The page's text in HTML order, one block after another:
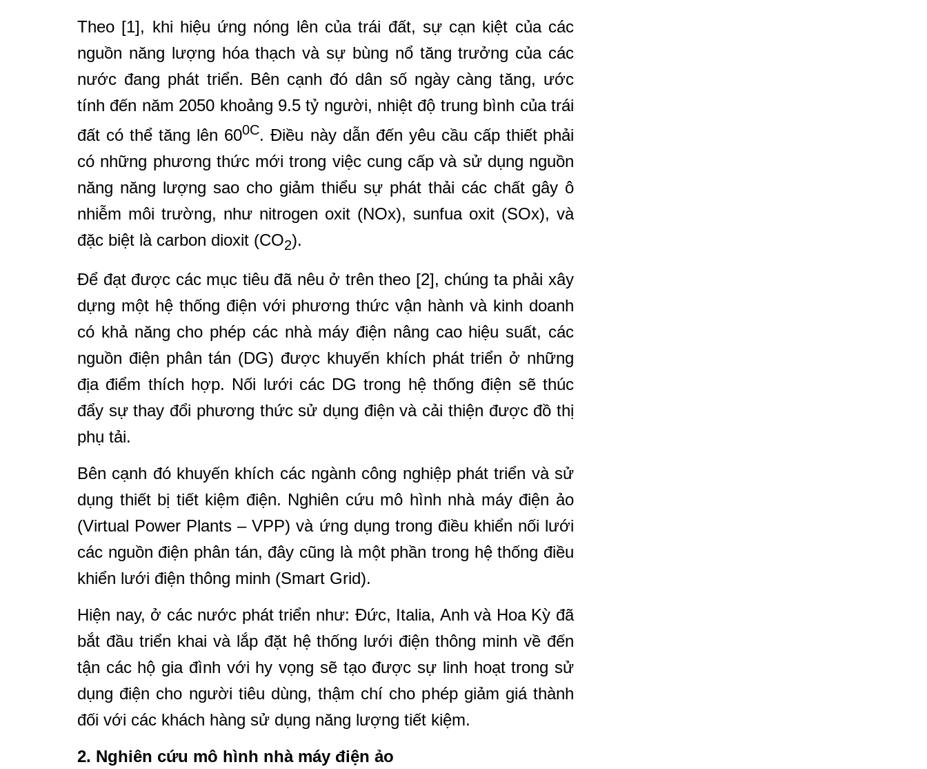
Theo [1], khi hiệu ứng nóng lên của trái đất, sự cạn kiệt của các
nguồn năng lượng hóa thạch và sự bùng nổ tăng trưởng của các
nước đang phát triển. Bên cạnh đó dân số ngày càng tăng, ước
tính đến năm 2050 khoảng 9.5 tỷ người, nhiệt độ trung bình của trái
đất có thể tăng lên 600C. Điều này dẫn đến yêu cầu cấp thiết phải
có những phương thức mới trong việc cung cấp và sử dụng nguồn
năng năng lượng sao cho giảm thiểu sự phát thải các chất gây ô
nhiễm môi trường, như nitrogen oxit (NOx), sunfua oxit (SOx), và
đặc biệt là carbon dioxit (CO2).
Để đạt được các mục tiêu đã nêu ở trên theo [2], chúng ta phải xây
dựng một hệ thống điện với phương thức vận hành và kinh doanh
có khả năng cho phép các nhà máy điện nâng cao hiệu suất, các
nguồn điện phân tán (DG) được khuyến khích phát triển ở những
địa điểm thích hợp. Nối lưới các DG trong hệ thống điện sẽ thúc
đẩy sự thay đổi phương thức sử dụng điện và cải thiện được đồ thị
phụ tải.
Bên cạnh đó khuyến khích các ngành công nghiệp phát triển và sử
dụng thiết bị tiết kiệm điện. Nghiên cứu mô hình nhà máy điện ảo
(Virtual Power Plants – VPP) và ứng dụng trong điều khiển nối lưới
các nguồn điện phân tán, đây cũng là một phần trong hệ thống điều
khiển lưới điện thông minh (Smart Grid).
Hiện nay, ở các nước phát triển như: Đức, Italia, Anh và Hoa Kỳ đã
bắt đầu triển khai và lắp đặt hệ thống lưới điện thông minh về đến
tận các hộ gia đình với hy vọng sẽ tạo được sự linh hoạt trong sử
dụng điện cho người tiêu dùng, thậm chí cho phép giảm giá thành
đối với các khách hàng sử dụng năng lượng tiết kiệm.
2. Nghiên cứu mô hình nhà máy điện ảo